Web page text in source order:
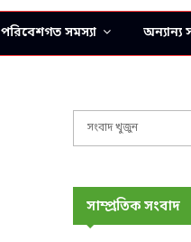
পরিবেশগত সমস্যা অন্যান্য
সাম্প্রতিক সংবাদ